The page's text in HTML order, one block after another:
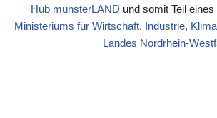
Hub münsterLAND und somit Teil
Ministeriums für Wirtschaft, Industrie,
Landes Nordrhein-